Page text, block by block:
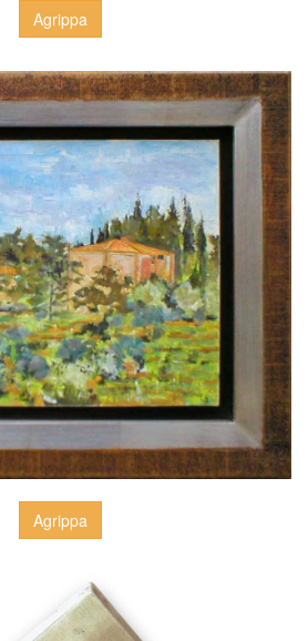
Agrippa
Agrippa